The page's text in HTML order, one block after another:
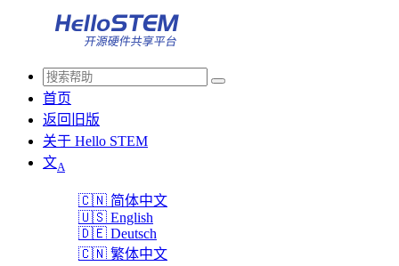
首页
返回旧版
关于 Hello STEM
文A
🇨🇳 简体中文
🇺🇸 English
🇩🇪 Deutsch
🇨🇳 繁体中文